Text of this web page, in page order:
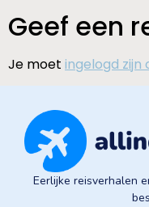
Geef een
Je moet ingelogd zijn
Eerlijke reisverhalen